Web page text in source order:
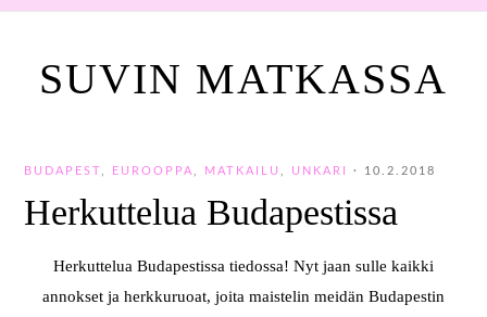
SUVIN MATKASSA
BUDAPEST EUROOPPA MATKAILU UNKARI · 10.2.2018
Herkuttelua Budapestissa
Herkuttelua Budapestissa tiedossa! Nyt jaan sulle kaikki
annokset ja herkkuruoat, joita maistelin meidän Budapestin